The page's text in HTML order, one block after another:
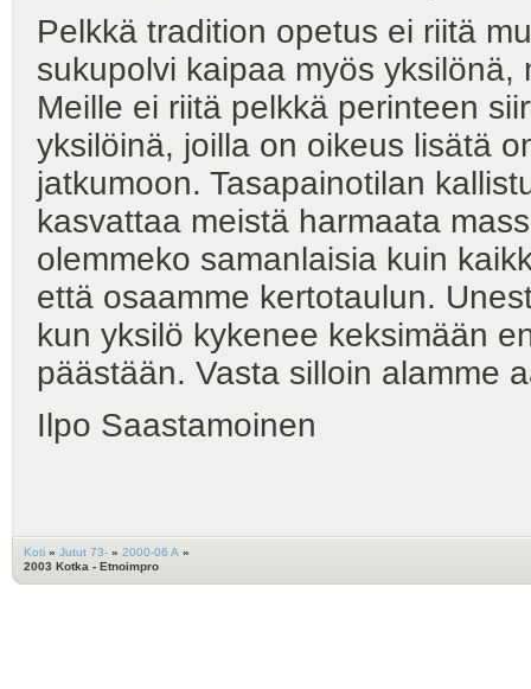
Pelkkä tradition opetus ei riitä
sukupolvi kaipaa myös
Meille ei riitä pelkkä perinteen
yksilöinä, joilla on oikeus lisätä
jatkumoon. Tasapainotilan
kasvattaa meistä harmaata
olemmeko samanlaisia kuin
että osaamme kertotaulun.
kun yksilö kykenee keksimään
päästään. Vasta silloin alamme
Ilpo Saastamoinen
Koti » Jutut 73- » 2000-06 A »
2003 Kotka - Etnoimpro